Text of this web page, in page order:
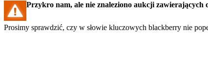
Przykro nam, ale nie znaleziono aukcji
Prosimy sprawdzić, czy w słowie kluczowych blackberry nie